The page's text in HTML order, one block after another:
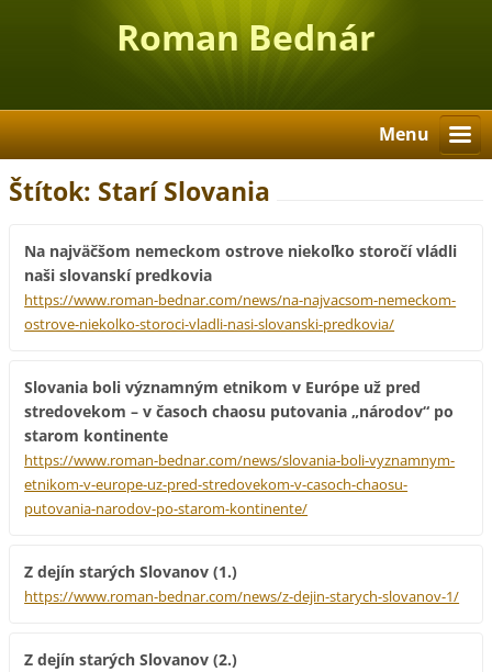
Roman Bednár
Menu
Štítok: Starí Slovania
Na najväčšom nemeckom ostrove niekoľko storočí vládli
naši slovanskí predkovia
https://www.roman-bednar.com/news/na-najvacsom-nemeckom-
ostrove-niekolko-storoci-vladli-nasi-slovanski-predkovia/
Slovania boli významným etnikom v Európe už pred
stredovekom – v časoch chaosu putovania „národov“ po
starom kontinente
https://www.roman-bednar.com/news/slovania-boli-vyznamnym-
etnikom-v-europe-uz-pred-stredovekom-v-casoch-chaosu-
putovania-narodov-po-starom-kontinente/
Z dejín starých Slovanov (1.)
https://www.roman-bednar.com/news/z-dejin-starych-slovanov-1/
Z dejín starých Slovanov (2.)